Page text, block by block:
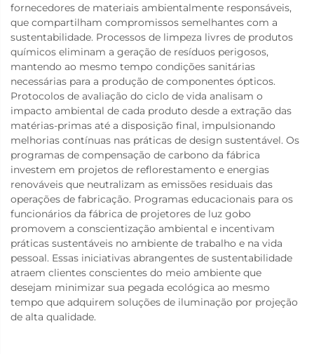
fornecedores de materiais ambientalmente responsáveis,
que compartilham compromissos semelhantes com a
sustentabilidade. Processos de limpeza livres de produtos
químicos eliminam a geração de resíduos perigosos,
mantendo ao mesmo tempo condições sanitárias
necessárias para a produção de componentes ópticos.
Protocolos de avaliação do ciclo de vida analisam o
impacto ambiental de cada produto desde a extração das
matérias-primas até a disposição final, impulsionando
melhorias contínuas nas práticas de design sustentável. Os
programas de compensação de carbono da fábrica
investem em projetos de reflorestamento e energias
renováveis que neutralizam as emissões residuais das
operações de fabricação. Programas educacionais para os
funcionários da fábrica de projetores de luz gobo
promovem a conscientização ambiental e incentivam
práticas sustentáveis no ambiente de trabalho e na vida
pessoal. Essas iniciativas abrangentes de sustentabilidade
atraem clientes conscientes do meio ambiente que
desejam minimizar sua pegada ecológica ao mesmo
tempo que adquirem soluções de iluminação por projeção
de alta qualidade.